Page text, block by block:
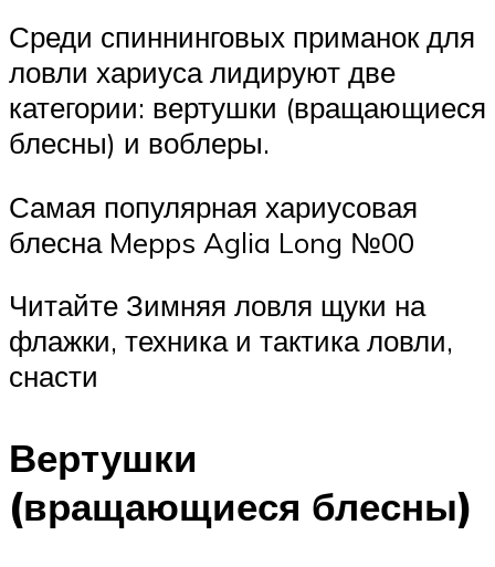
Среди спиннинговых приманок для
ловли хариуса лидируют две
категории: вертушки (вращающиеся
блесны) и воблеры.
Самая популярная хариусовая
блесна Mepps Aglia Long №00
Читайте Зимняя ловля щуки на
флажки, техника и тактика ловли,
снасти
Вертушки
(вращающиеся блесны)